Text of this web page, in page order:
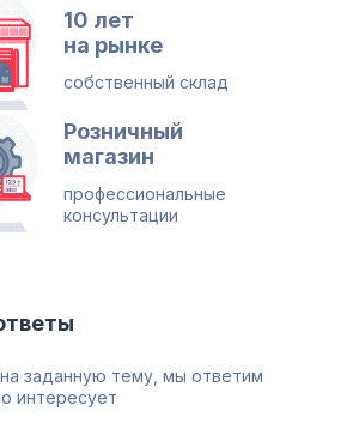
10 лет
на рынке
собственный склад
Розничный
магазин
профессиональные
консультации
заданную тему, мы ответим
интересует